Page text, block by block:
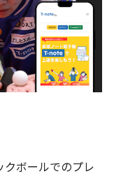
クボールでのプレ